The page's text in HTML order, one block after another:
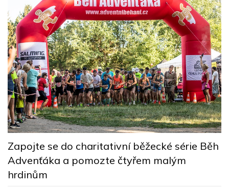
Zapojte se do charitativní běžecké série Běh
Advenťáka a pomozte čtyřem malým
hrdinům